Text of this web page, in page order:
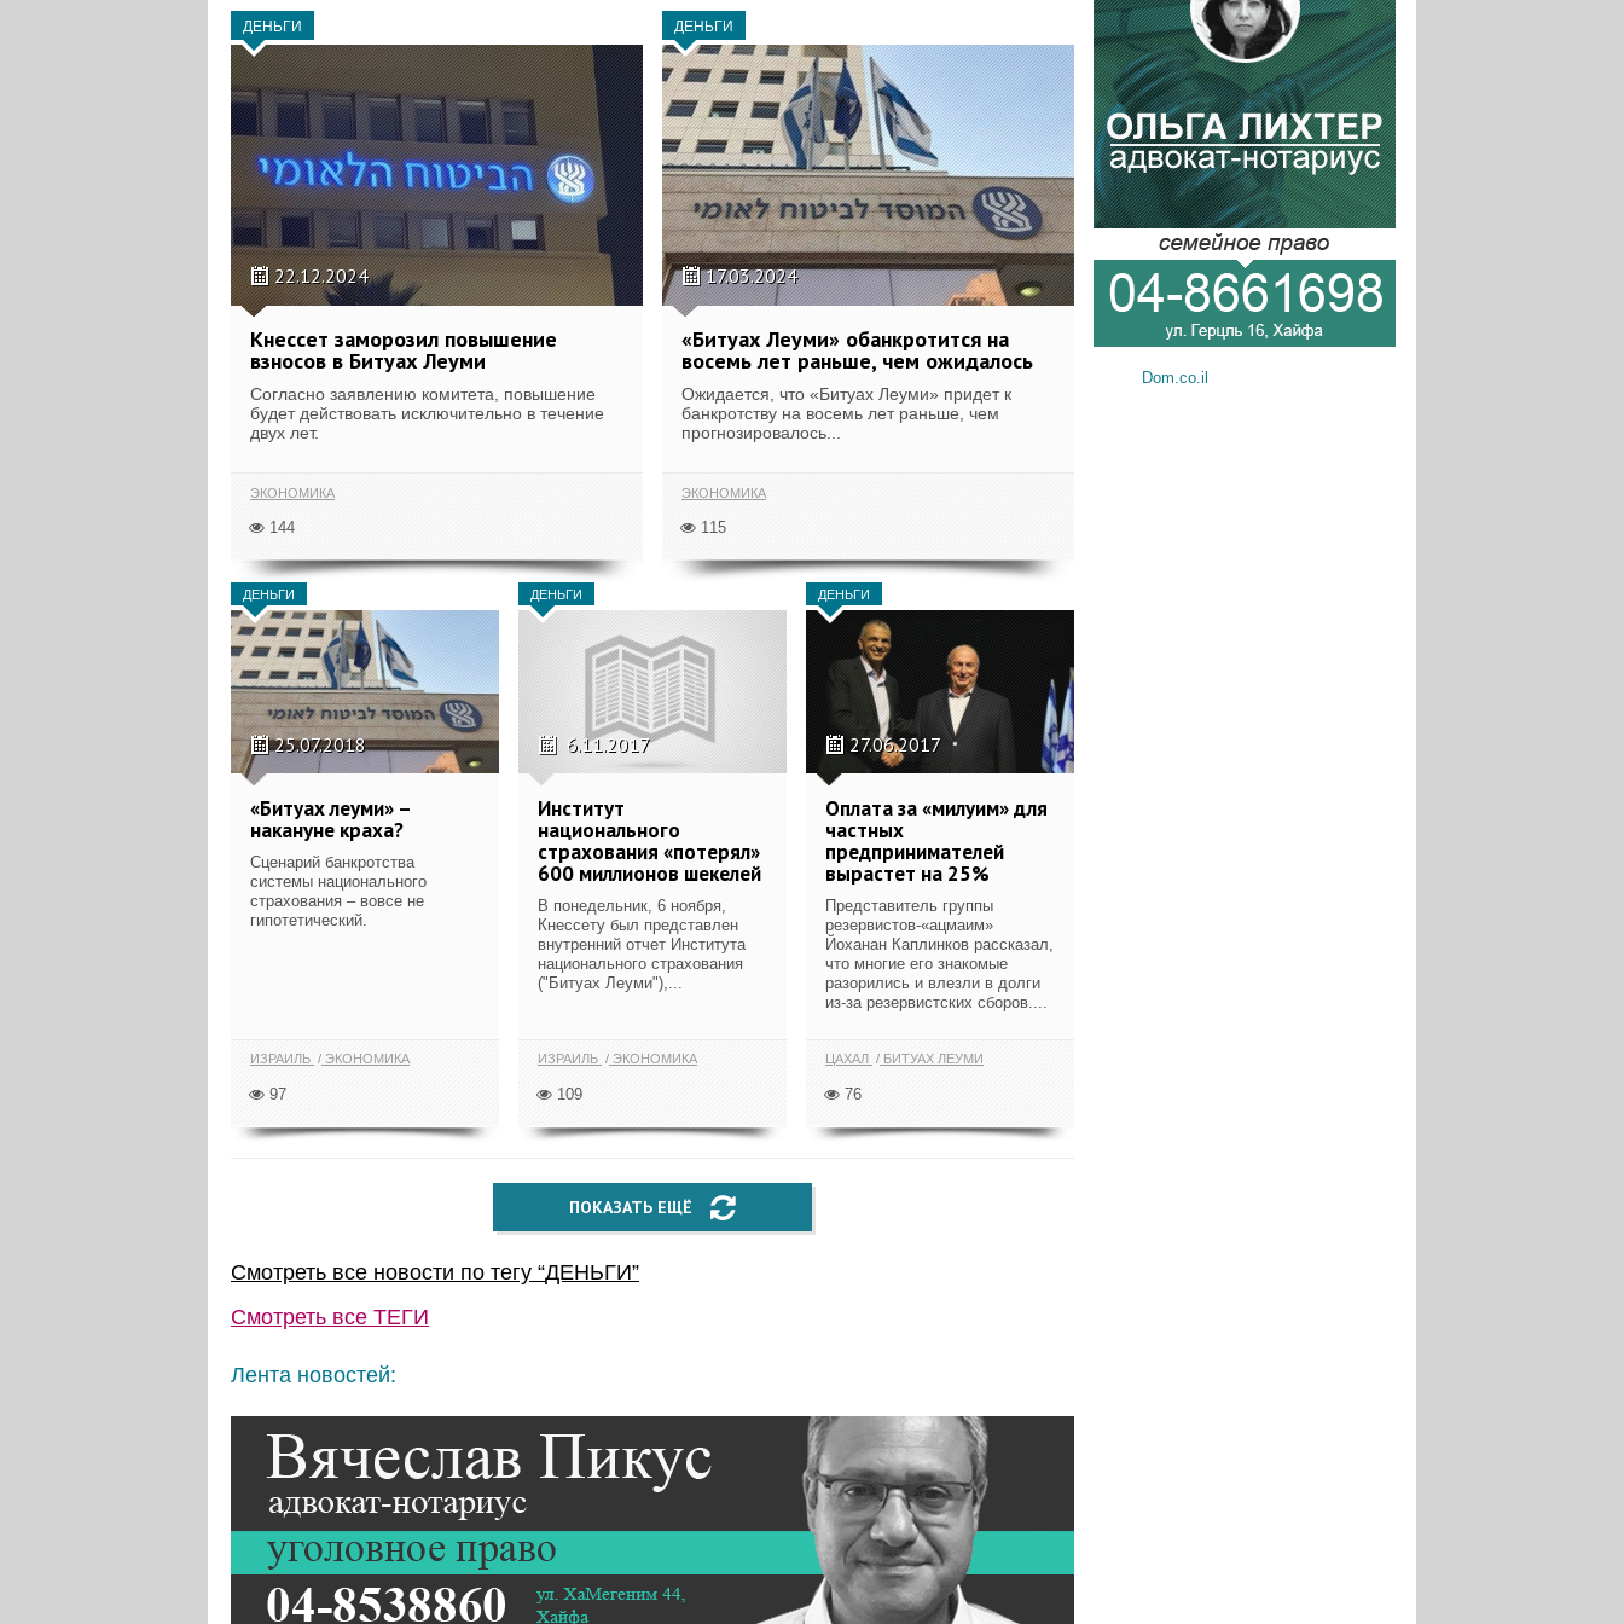
ДЕНЬГИ
22.12.2024
Кнессет заморозил повышение
взносов в Битуах Леуми
Согласно заявлению комитета, повышение
будет действовать исключительно в течение
двух лет.
ЭКОНОМИКА
144
ДЕНЬГИ
17.03.2024
«Битуах Леуми» обанкротится на
восемь лет раньше, чем ожидалось
Ожидается, что «Битуах Леуми» придет к
банкротству на восемь лет раньше, чем
прогнозировалось...
ЭКОНОМИКА
115
ДЕНЬГИ
25.07.2018
«Битуах леуми» –
накануне краха?
Сценарий банкротства
системы национального
страхования – вовсе не
гипотетический.
ИЗРАИЛЬ ЭКОНОМИКА
97
ДЕНЬГИ
6.11.2017
Институт
национального
страхования «потерял»
600 миллионов шекелей
В понедельник, 6 ноября,
Кнессету был представлен
внутренний отчет Института
национального страхования
("Битуах Леуми"),...
ИЗРАИЛЬ ЭКОНОМИКА
109
ДЕНЬГИ
27.06.2017
Оплата за «милуим» для
частных
предпринимателей
вырастет на 25%
Представитель группы
резервистов-«ацмаим»
Йоханан Каплинков рассказал,
что многие его знакомые
разорились и влезли в долги
из-за резервистских сборов....
ЦАХАЛ БИТУАХ ЛЕУМИ
76
ПОКАЗАТЬ ЕЩЁ
Смотреть все новости по тегу “ДЕНЬГИ”
Смотреть все ТЕГИ
Лента новостей:
Dom.co.il